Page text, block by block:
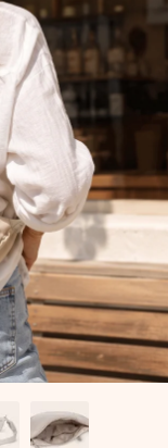
uns mit
aller Länder, in